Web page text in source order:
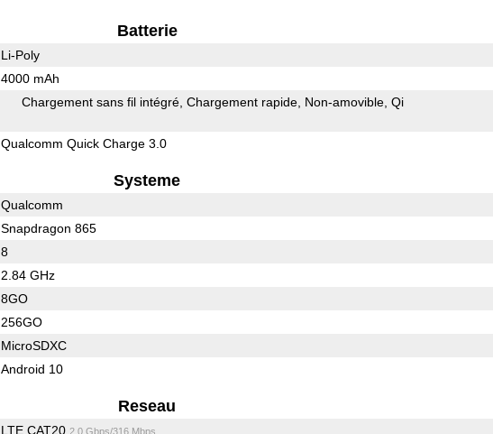
Batterie
Li-Poly
4000 mAh
Chargement sans fil intégré Chargement rapide Non-amovible Qi
Qualcomm Quick Charge 3.0
Systeme
Qualcomm
Snapdragon 865
8
2.84 GHz
8GO
256GO
MicroSDXC
Android 10
Reseau
LTE CAT20 2.0 Gbps/316 Mbps